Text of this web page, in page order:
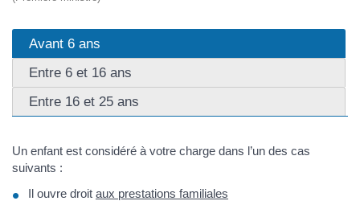
Avant 6 ans
Entre 6 et 16 ans
Entre 16 et 25 ans
Un enfant est considéré à votre charge dans l’un des cas
suivants :
Il ouvre droit aux prestations familiales